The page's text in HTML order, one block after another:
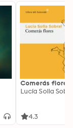
Comerás flores
Lucía Solla
4.3